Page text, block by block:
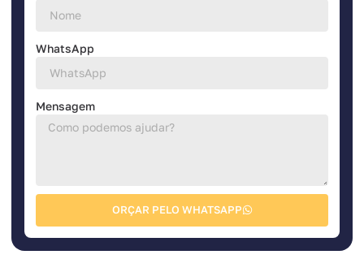
WhatsApp
Mensagem
ORÇAR PELO WHATSAPP